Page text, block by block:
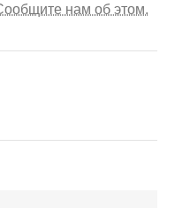
нам об этом.